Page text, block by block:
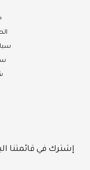
إشترك في قائمتنا